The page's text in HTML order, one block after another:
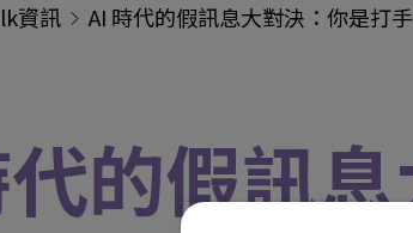
資訊 AI 時代的假訊息大對決：你是打
的假訊